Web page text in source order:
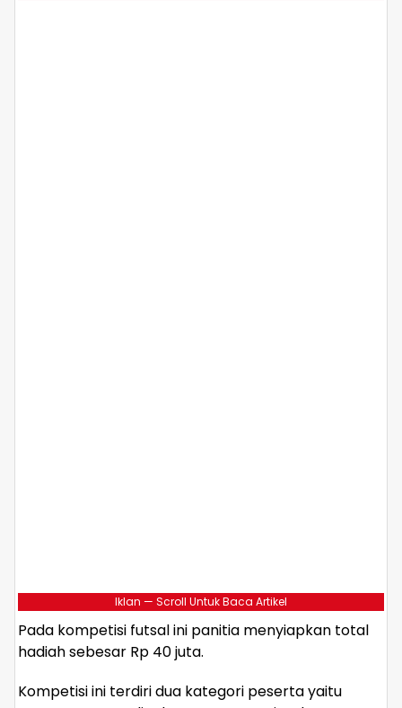
Iklan — Scroll Untuk Baca Artikel
Pada kompetisi futsal ini panitia menyiapkan total
hadiah sebesar Rp 40 juta.
Kompetisi ini terdiri dua kategori peserta yaitu